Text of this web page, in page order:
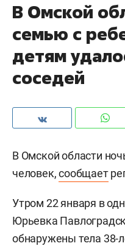
В Омской
семью с
детям
соседей
В Омской области
человек,сообщает
Утром 22 января в
Юрьевка
обнаружены тела 38-